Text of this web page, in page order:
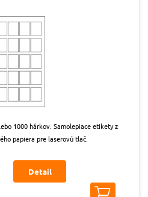
1000 hárkov. Samolepiace etikety z
papiera pre laserovú tlač.
Detail